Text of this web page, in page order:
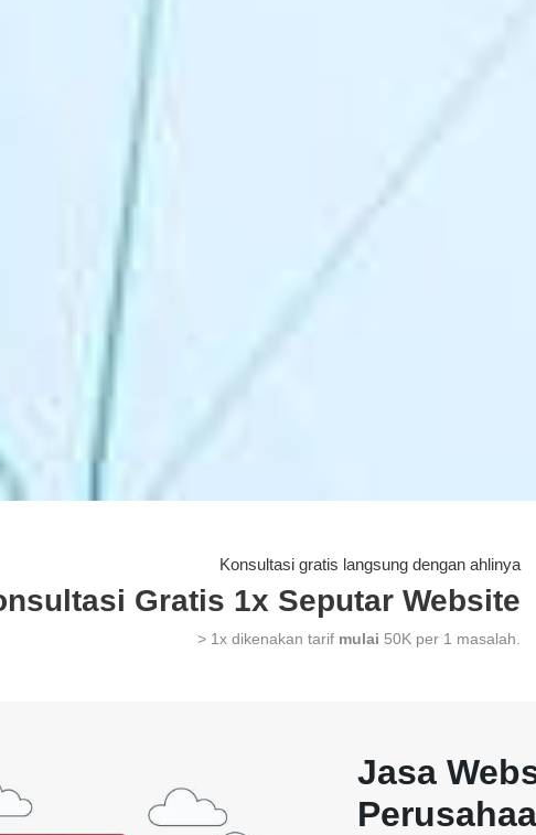
Konsultasi gratis langsung dengan ahlinya
Gratis 1x Seputar Website
> 1x dikenakan tarif mulai 50K per 1 masalah.
Jasa